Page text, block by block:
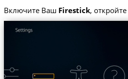
Включите Ваш Firestick, откройте